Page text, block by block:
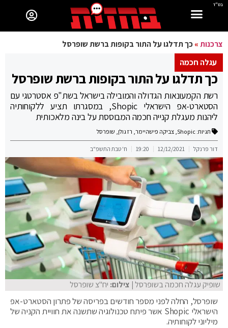
בס"ד
צרכנות»כך תדלגו על התור בקופות ברשת שופרסל
עגלה חכמה
כך תדלגו על התור בקופות ברשת שופרסל
רשת הקמעונאות הגדולה והמובילה בישראל בשת"פ אסטרטגי עם
הסטארט-אפ הישראלי Shopic, במסגרתו תציע ללקוחותיה
ליהנות מעגלת קנייה חכמה המבוססת על בינה מלאכותית
תגיות: Shopic
, צביקה פישהיימר, רז גולן, שופרסל
דור פרנקל 12/12/2021
19:20 ח' טבת התשפ"ב
שופיק עגלה חכמה בשופרסל| צילום: יח"צ שופרסל
שופרסל, החלה לפני מספר חודשים בפריסה של פתרון הסטארט-אפ
הישראלי Shopic אשר פיתח טכנולוגיה שתשנה את חוויית הקניה של
מיליוני לקוחותיה.